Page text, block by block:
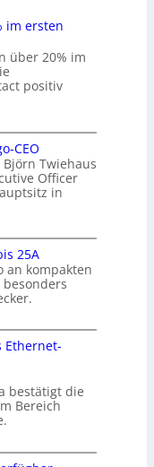
im ersten
über 20% im
positiv
CEO
Twiehaus
Officer
in
25A
an kompakten
Ethernet-
bestätigt die
Bereich